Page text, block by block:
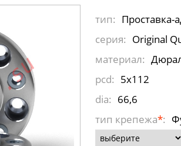
тип:
серия: Original
материал:
pcd: 5x112
dia: 66,6
тип крепежа*: